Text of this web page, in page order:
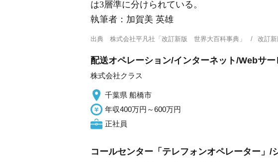
は3層準に分けられている。
執筆者： 加賀美 英雄
出典 株式会社平凡社「改訂新版 世界大百科事典」 改訂
配送オペレーション/インターネット/Webサ
株式会社クラス
千葉県 船橋市
年収400万円～600万円
正社員
コールセンター「テレフォンオペレーター」